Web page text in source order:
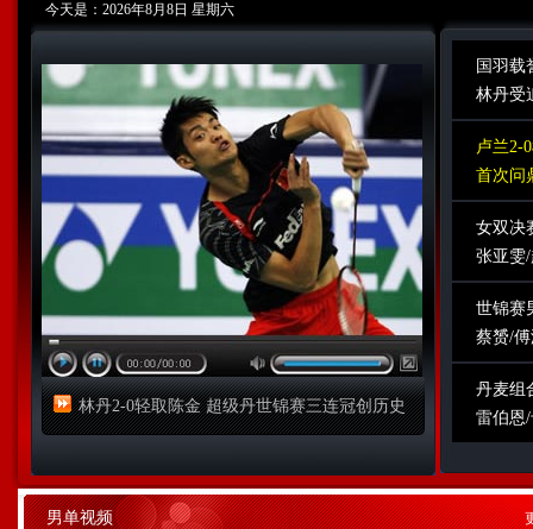
今天是：2026年8月8日 星期六
林丹2-0轻取陈金 超级丹世锦赛三连冠创历史
国羽载
林丹受
卢兰2-
首次问
女双决
张亚雯
世锦赛
蔡赟/
丹麦组
雷伯恩
男单视频